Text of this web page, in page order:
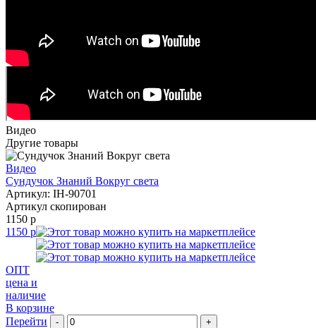
Видео
Другие товары
Видео
Сундучок Знаний Вокруг света
Артикул: IH-90701
Артикул скопирован
1150 р
1150 р
ОПТ
цена и
наличие
В корзине
Перейти
- +